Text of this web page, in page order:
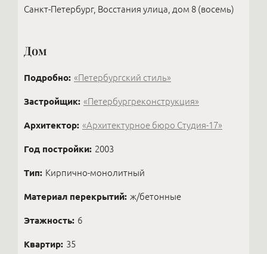
Санкт-Петербург, Восстания улица, дом 8 (восемь)
Дом
Подробно: «Петербургский стиль»
Застройщик: «Петербургреконструкция»
Архитектор: «Архитектурное бюро Студия-17»
Год постройки: 2003
Тип: Кирпично-монолитный
Материал перекрытий: ж/бетонные
Этажность: 6
Квартир: 35